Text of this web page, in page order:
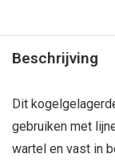
Beschrijving
Dit
gebruiken met
wartel en vast in